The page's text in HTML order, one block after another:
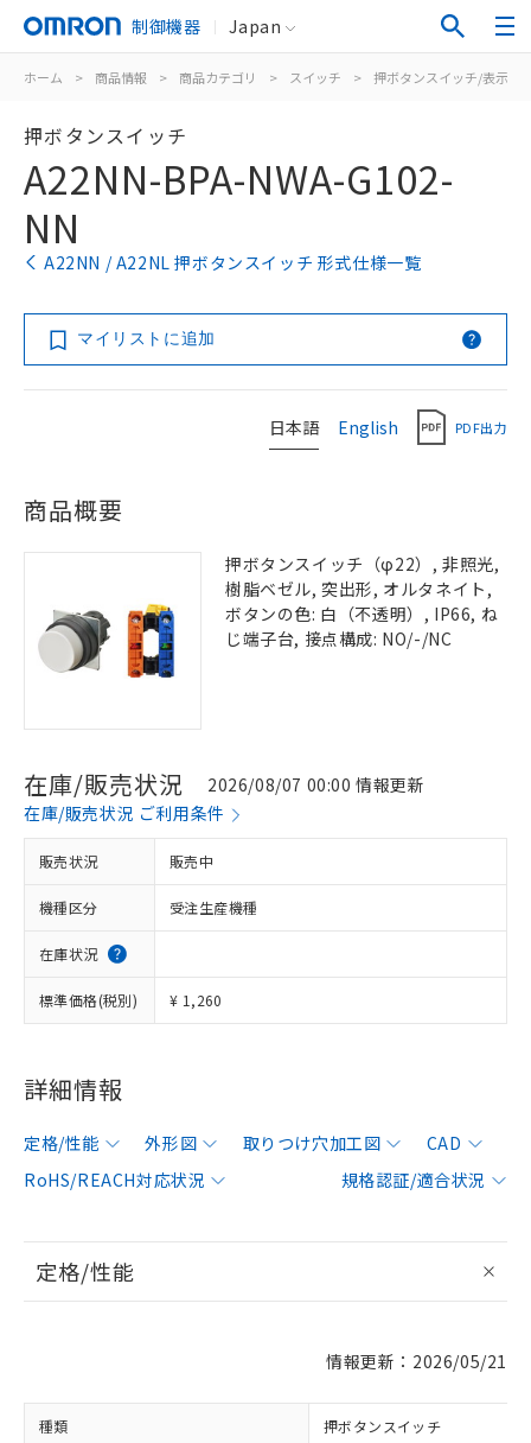
制御機器 Japan
ホーム > 商品情報 > 商品カテゴリ > スイッチ > 押ボタンスイッチ/表示灯
押ボタンスイッチ
A22NN-BPA-NWA-G102-
NN
A22NN / A22NL 押ボタンスイッチ 形式仕様一覧
マイリストに追加
日本語 English PDF出力
商品概要
押ボタンスイッチ（φ22）, 非照光,
樹脂ベゼル, 突出形, オルタネイト,
ボタンの色: 白（不透明）, IP66, ね
じ端子台, 接点構成: NO/-/NC
在庫/販売状況
2026/08/07 00:00 情報更新
在庫/販売状況 ご利用条件
販売状況 販売中
機種区分 受注生産機種
在庫状況
標準価格(税別) ¥ 1,260
詳細情報
定格/性能 外形図 取りつけ穴加工図
CAD
RoHS/REACH対応状況
規格認証/適合状況
定格/性能
情報更新：2026/05/21
種類 押ボタンスイッチ